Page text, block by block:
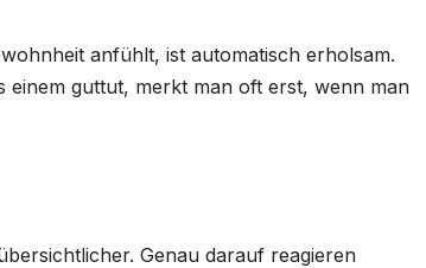
anfühlt, ist automatisch erholsam.
einem guttut, merkt man oft erst, wenn man
Genau darauf reagieren